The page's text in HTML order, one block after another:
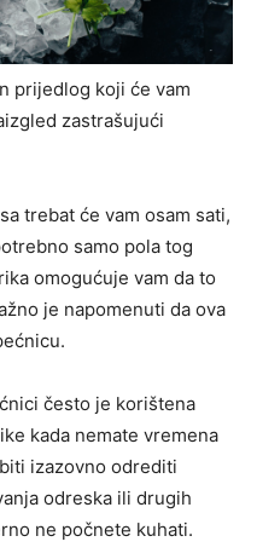
prijedlog koji će vam
zastrašujući
trebat će vam osam sati,
samo pola tog
omogućuje vam da to
je napomenuti da ova
često je korištena
kada nemate vremena
izazovno odrediti
odreska ili drugih
ne počnete kuhati.